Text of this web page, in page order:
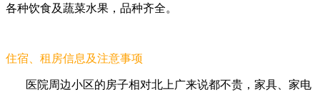
各种饮食及蔬菜水果，品种齐全。
住宿、租房信息及注意事项
医院周边小区的房子相对北上广来说都不贵，家具、家电